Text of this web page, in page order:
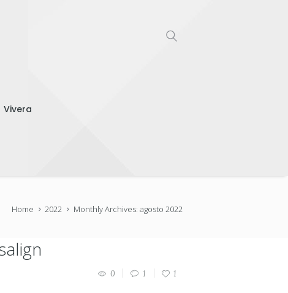
Vivera
Home 2022 Monthly Archives: agosto 2022
0 1 1